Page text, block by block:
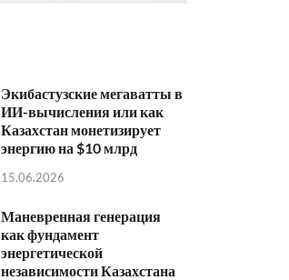
Экибастузские мегаватты в
ИИ-вычисления или как
Казахстан монетизирует
энергию на $10 млрд
15.06.2026
Маневренная генерация
как фундамент
энергетической
независимости Казахстана